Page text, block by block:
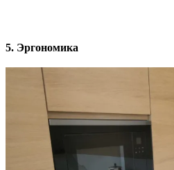
5. Эргономика